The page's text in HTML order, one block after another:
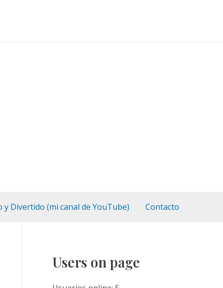
y Divertido (mi canal de YouTube) Contacto
Users on page